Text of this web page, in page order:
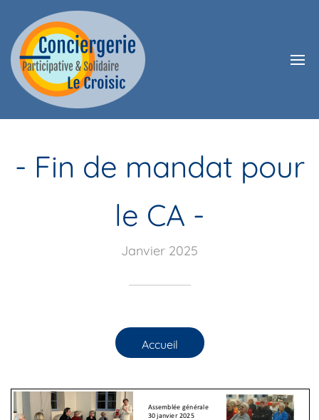
- Fin de mandat pour
le CA -
Janvier 2025
Accueil